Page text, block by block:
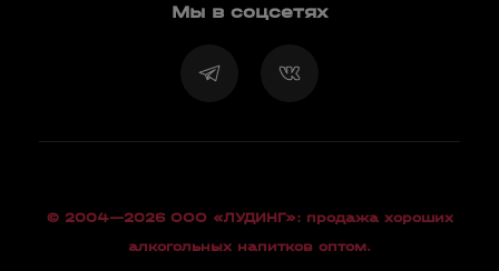
Мы в соцсетях
© 2004—2026 OOO «ЛУДИНГ»: продажа хороших
алкогольных напитков оптом.